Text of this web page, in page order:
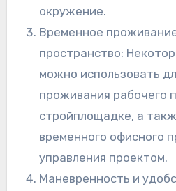
окружение.
Временное
пространство:
можно использовать
проживания рабочего
стройплощадке, а
временного офисного
управления проектом.
Маневренность и